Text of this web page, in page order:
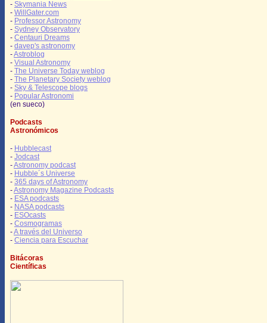
- Skymania News
- WillGater.com
- Professor Astronomy
- Sydney Observatory
- Centauri Dreams
- davep's astronomy
-Astroblog
- Visual Astronomy
- The Universe Today weblog
- The Planetary Society weblog
- Sky & Telescope blogs
- Popular Astronomi
(en sueco)
Podcasts
Astronómicos
- Hubblecast
- Jodcast
-Astronomy podcast
- Hubble´s Universe
- 365 days of Astronomy
-Astronomy Magazine Podcasts
- ESA podcasts
- NASA podcasts
- ESOcasts
- Cosmogramas
-A través del Universo
- Ciencia para Escuchar
Bitácoras
Científicas